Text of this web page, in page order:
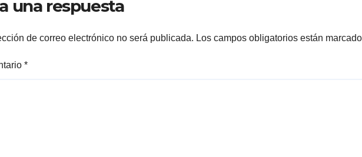
una respuesta
de correo electrónico no será publicada. Los campos obligatorios están
*